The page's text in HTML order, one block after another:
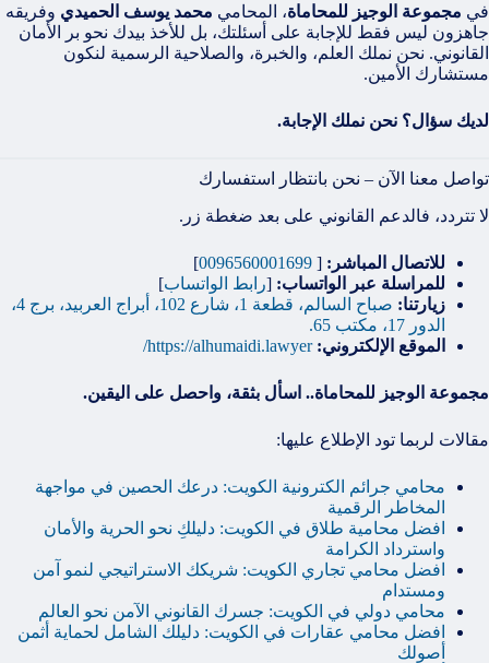
في مجموعة الوجيز للمحاماة، المحامي محمد يوسف الحميدي وفريقه
جاهزون ليس فقط للإجابة على أسئلتك، بل للأخذ بيدك نحو بر الأمان
القانوني. نحن نملك العلم، والخبرة، والصلاحية الرسمية لنكون
مستشارك الأمين.
لديك سؤال؟ نحن نملك الإجابة.
تواصل معنا الآن – نحن بانتظار استفسارك
لا تتردد، فالدعم القانوني على بعد ضغطة زر.
للاتصال المباشر: [
0096560001699
]
للمراسلة عبر الواتساب: [رابط الواتساب]
زيارتنا:
صباح السالم، قطعة 1، شارع 102، أبراج العربيد، برج 4،
الدور 17، مكتب 65.
الموقع الإلكتروني: https://alhumaidi.lawyer/
مجموعة الوجيز للمحاماة.. اسأل بثقة، واحصل على اليقين.
مقالات لربما تود الإطلاع عليها:
محامي جرائم الكترونية الكويت: درعك الحصين في مواجهة
المخاطر الرقمية
افضل محامية طلاق في الكويت: دليلكِ نحو الحرية والأمان
واسترداد الكرامة
افضل محامي تجاري الكويت: شريكك الاستراتيجي لنمو آمن
ومستدام
محامي دولي في الكويت: جسرك القانوني الآمن نحو العالم
افضل محامي عقارات في الكويت: دليلك الشامل لحماية أثمن
أصولك